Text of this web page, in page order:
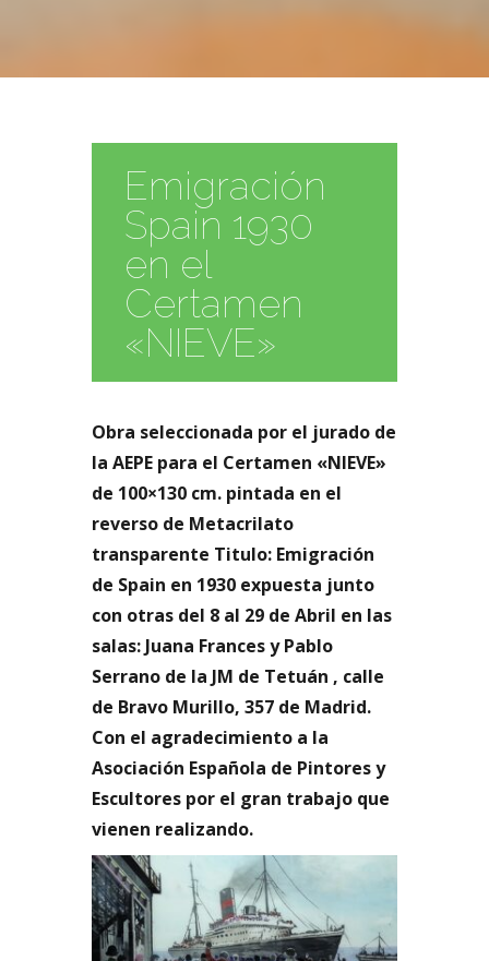
Emigración
Spain 1930
en el
Certamen
«NIEVE»
Obra seleccionada por el jurado de
la AEPE para el Certamen «NIEVE»
de 100×130 cm. pintada en el
reverso de Metacrilato
transparente Titulo: Emigración
de Spain en 1930 expuesta junto
con otras del 8 al 29 de Abril en las
salas: Juana Frances y Pablo
Serrano de la JM de Tetuán , calle
de Bravo Murillo, 357 de Madrid.
Con el agradecimiento a la
Asociación Española de Pintores y
Escultores por el gran trabajo que
vienen realizando.